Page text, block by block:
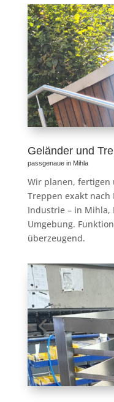
Geländer und
passgenaue in Mihla
Wir planen, fertigen
Treppen exakt nach
Industrie – in
Umgebung.
überzeugend.